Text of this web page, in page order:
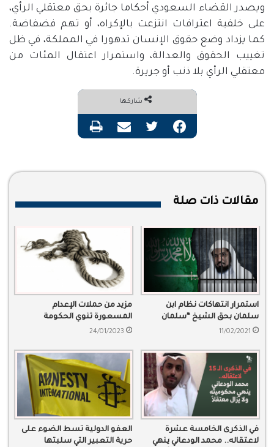
ويصدر القضاء السعودي أحكاما جائرة بحق معتقلي الرأي،
على خلفية اعترافات انتزعت بالإكراه، أو تهم فضفاضة.
كما يزداد وضع حقوق الإنسان تدهورا في المملكة، في ظل
تغييب الحقوق والعدالة، واستمرار اعتقال المئات من
معتقلي الرأي بلا ذنب أو جريرة.
شاركها
فيسبوك تويتر مشاركة عبر البريد طباعة
مقالات ذات صلة
استمرار انتهاكات نظام ابن
سلمان بحق الشيخ “سلمان
العودة”
11/02/2021
مزيد من حملات الإعدام
المسعورة تنوي الحكومة
السعودية تنفيذها
24/01/2023
في الذكرى الخامسة عشرة
لاعتقاله.. محمد الودعاني ينهي
العفو الدولية تسط الضوء على
حرية التعبير التي سلبتها